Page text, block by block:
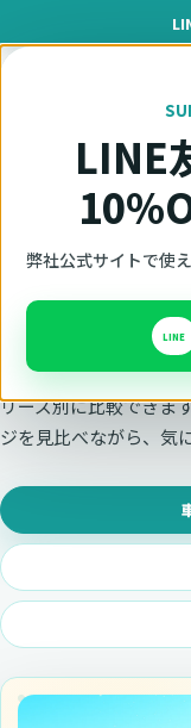
LINE
弊社公式サイトで使
LINE
オットキャスト
製品一覧
Ottocast
AIBOX、ADAPTER、
リーズ別に比較できま
ジを見比べながら、気